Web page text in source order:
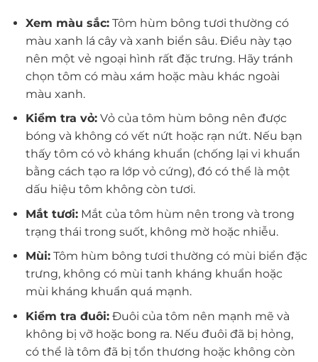
Xem màu sắc:Tôm hùm bông tươi thường có
màu xanh lá cây và xanh biển sâu. Điều này tạo
nên một vẻ ngoại hình rất đặc trưng. Hãy tránh
chọn tôm có màu xám hoặc màu khác ngoài
màu xanh.
Kiểm tra vỏ:Vỏ của tôm hùm bông nên được
bóng và không có vết nứt hoặc rạn nứt. Nếu bạn
thấy tôm có vỏ kháng khuẩn (chống lại vi khuẩn
bằng cách tạo ra lớp vỏ cứng), đó có thể là một
dấu hiệu tôm không còn tươi.
Mắt tươi:Mắt của tôm hùm nên trong và trong
trạng thái trong suốt, không mờ hoặc nhiễu.
Mùi:Tôm hùm bông tươi thường có mùi biển đặc
trưng, không có mùi tanh kháng khuẩn hoặc
mùi kháng khuẩn quá mạnh.
Kiểm tra đuôi:Đuôi của tôm nên mạnh mẽ và
không bị vỡ hoặc bong ra. Nếu đuôi đã bị hỏng,
có thể là tôm đã bị tổn thương hoặc không còn